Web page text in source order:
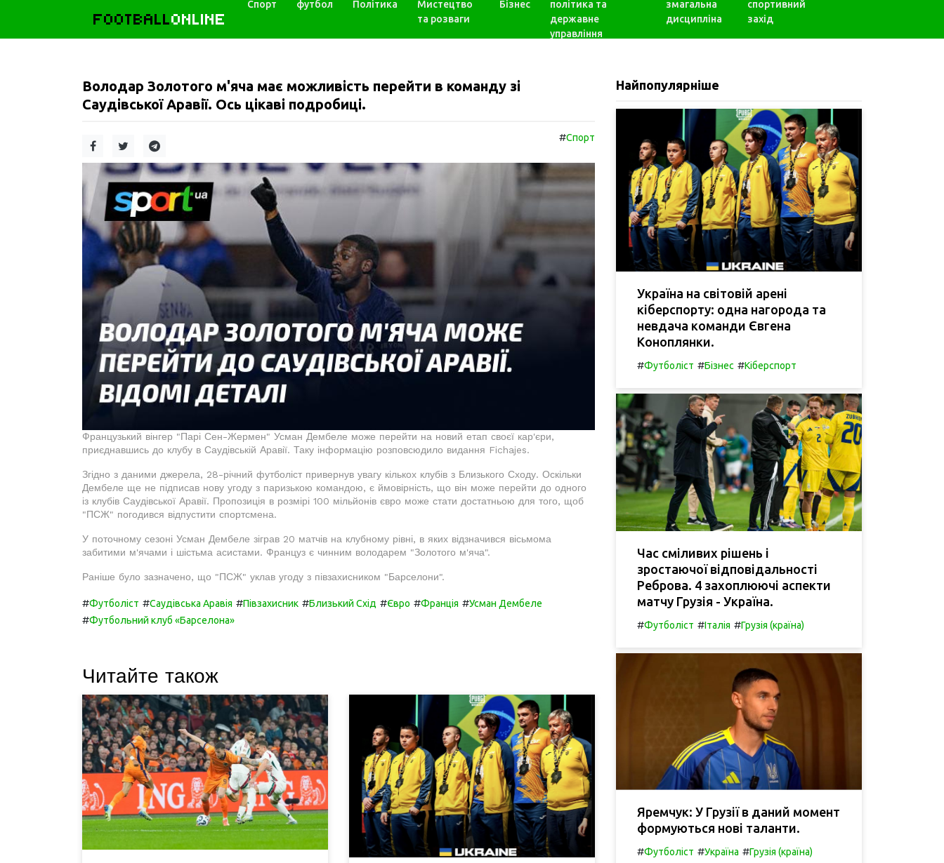
FOOTBALLONLINE
Спорт футбол Політика
Мистецтво
та розваги
Бізнес
політика та
державне
управління
змагальна
дисципліна
спортивний
захід
Володар Золотого м'яча має можливість перейти в команду зі
Саудівської Аравії. Ось цікаві подробиці.
#Спорт
Французький вінгер "Парі Сен-Жермен" Усман Дембеле може перейти на новий етап своєї кар'єри,
приєднавшись до клубу в Саудівській Аравії. Таку інформацію розповсюдило видання Fichajes.
Згідно з даними джерела, 28-річний футболіст привернув увагу кількох клубів з Близького Сходу. Оскільки
Дембеле ще не підписав нову угоду з паризькою командою, є ймовірність, що він може перейти до одного
із клубів Саудівської Аравії. Пропозиція в розмірі 100 мільйонів євро може стати достатньою для того, щоб
"ПСЖ" погодився відпустити спортсмена.
У поточному сезоні Усман Дембеле зіграв 20 матчів на клубному рівні, в яких відзначився вісьмома
забитими м'ячами і шістьма асистами. Француз є чинним володарем "Золотого м'яча".
Раніше було зазначено, що "ПСЖ" уклав угоду з півзахисником "Барселони".
#Футболіст #Саудівська Аравія #Півзахисник #Близький Схід #Євро #Франція #Усман Дембеле
#Футбольний клуб «Барселона»
Читайте також
Найпопулярніше
Україна на світовій арені
кіберспорту: одна нагорода та
невдача команди Євгена
Коноплянки.
#Футболіст #Бізнес #Кіберспорт
Час сміливих рішень і
зростаючої відповідальності
Реброва. 4 захоплюючі аспекти
матчу Грузія - Україна.
#Футболіст #Італія #Грузія (країна)
Яремчук: У Грузії в даний момент
формуються нові таланти.
#Футболіст #Україна #Грузія (країна)